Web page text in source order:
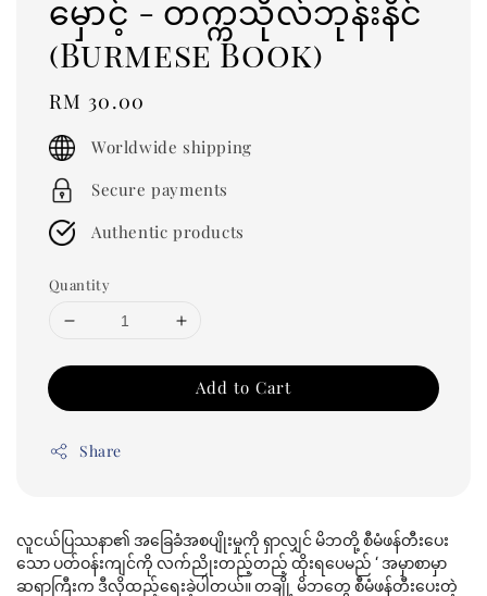
မှောင့် - တက္ကသိုလ်ဘုန်းနိင်
(Burmese Book)
Regular
price
RM 30.00
Worldwide shipping
Secure payments
Authentic products
Quantity
Add to Cart
Share
လူငယ်ပြဿနာ၏ အခြေခံအစပျိုးမှုကို ရှာလျှင် မိဘတို့ စီမံဖန်တီးပေး
သော ပတ်ဝန်းကျင်ကို လက်ညိုးတည့်တည့် ထိုးရပေမည် ‘ အမှာစာမှာ
ဆရာကြီးက ဒီလိုထည့်ရေးခဲ့ပါတယ်။ တချို့ မိဘတွေ စီမံဖန်တီးပေးတဲ့